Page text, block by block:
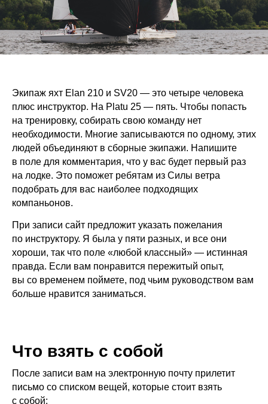
Экипаж яхт Elan 210 и SV20 — это четыре человека
плюс инструктор. На Platu 25 — пять. Чтобы попасть
на тренировку, собирать свою команду нет
необходимости. Многие записываются по одному, этих
людей объединяют в сборные экипажи. Напишите
в поле для комментария, что у вас будет первый раз
на лодке. Это поможет ребятам из Силы ветра
подобрать для вас наиболее подходящих
компаньонов.
При записи сайт предложит указать пожелания
по инструктору. Я была у пяти разных, и все они
хороши, так что поле «любой классный» — истинная
правда. Если вам понравится пережитый опыт,
вы со временем поймете, под чьим руководством вам
больше нравится заниматься.
Что взять с собой
После записи вам на электронную почту прилетит
письмо со списком вещей, которые стоит взять
с собой: